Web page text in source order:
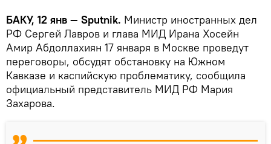
БАКУ, 12 янв — Sputnik. Министр иностранных дел
РФ Сергей Лавров и глава МИД Ирана Хосейн
Амир Абдоллахиян 17 января в Москве проведут
переговоры, обсудят обстановку на Южном
Кавказе и каспийскую проблематику, сообщила
официальный представитель МИД РФ Мария
Захарова.